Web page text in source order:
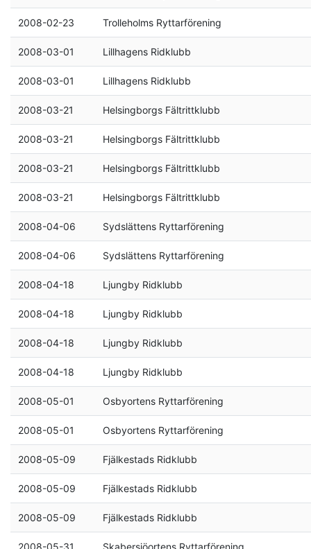
2008-02-23 Trolleholms Ryttarförening
2008-03-01 Lillhagens Ridklubb
2008-03-01 Lillhagens Ridklubb
2008-03-21 Helsingborgs Fältrittklubb
2008-03-21 Helsingborgs Fältrittklubb
2008-03-21 Helsingborgs Fältrittklubb
2008-03-21 Helsingborgs Fältrittklubb
2008-04-06 Sydslättens Ryttarförening
2008-04-06 Sydslättens Ryttarförening
2008-04-18 Ljungby Ridklubb
2008-04-18 Ljungby Ridklubb
2008-04-18 Ljungby Ridklubb
2008-04-18 Ljungby Ridklubb
2008-05-01 Osbyortens Ryttarförening
2008-05-01 Osbyortens Ryttarförening
2008-05-09 Fjälkestads Ridklubb
2008-05-09 Fjälkestads Ridklubb
2008-05-09 Fjälkestads Ridklubb
2008-05-31 Skabersjöortens Ryttarförening